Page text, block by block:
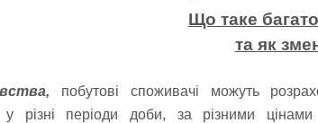
Що таке
та як
побутові споживачі можуть
у різні періоди доби, за різними цінами